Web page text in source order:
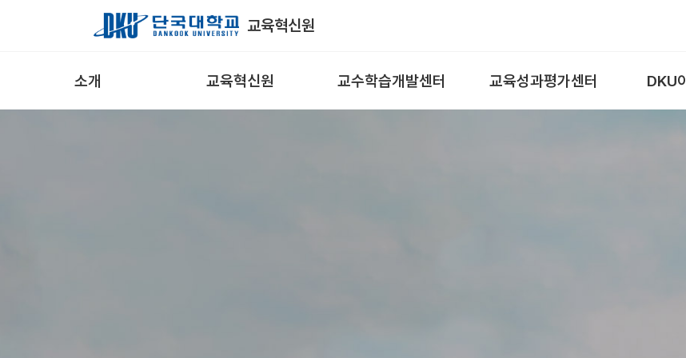
Skip to Main Content
교육혁신원
소개 교육혁신원 교수학습개발센터 교육성과평가센터 DKU